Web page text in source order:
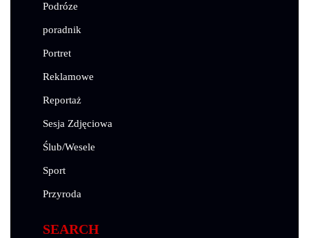
Podróze
poradnik
Portret
Reklamowe
Reportaż
Sesja Zdjęciowa
Ślub/Wesele
Sport
Przyroda
SEARCH